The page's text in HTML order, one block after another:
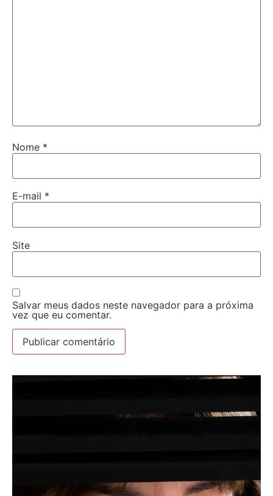
Nome *
E-mail *
Site
Salvar meus dados neste navegador para a próxima
vez que eu comentar.